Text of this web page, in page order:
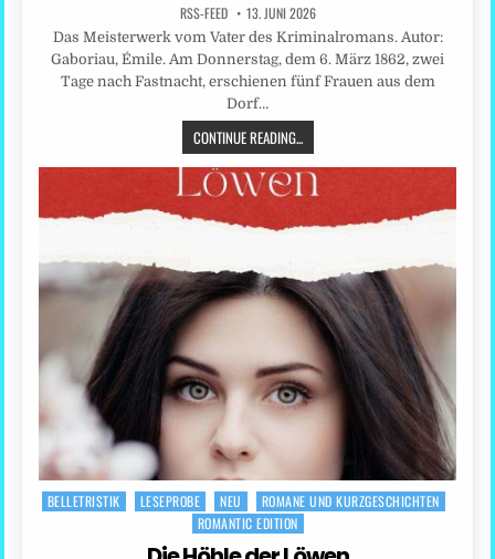
RSS-FEED 13. JUNI 2026
Das Meisterwerk vom Vater des Kriminalromans. Autor:
Gaboriau, Émile. Am Donnerstag, dem 6. März 1862, zwei
Tage nach Fastnacht, erschienen fünf Frauen aus dem
Dorf…
CONTINUE READING...
Posted
BELLETRISTIK LESEPROBE NEU
ROMANE UND KURZGESCHICHTEN
ROMANTIC EDITION